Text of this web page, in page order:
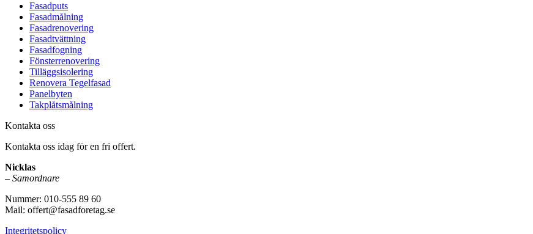
Fasadputs
Fasadmålning
Fasadrenovering
Fasadtvättning
Fasadfogning
Fönsterrenovering
Tilläggsisolering
Renovera Tegelfasad
Panelbyten
Takplåtsmålning
Kontakta oss
Kontakta oss idag för en fri offert.
Nicklas
– Samordnare
Nummer: 010-555 89 60
Mail: offert@fasadforetag.se
Integritetspolicy